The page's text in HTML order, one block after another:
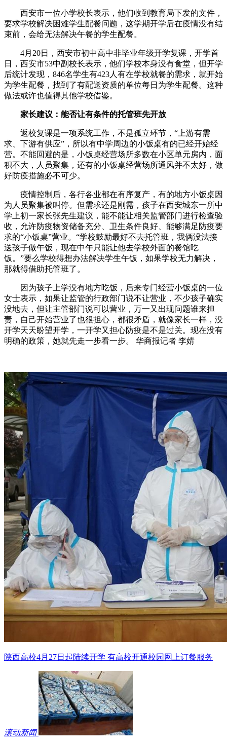
西安市一位小学校长表示，他们收到教育局下发的文件，
要求学校解决困难学生配餐问题，这学期开学后在疫情没有结
束前，会给无法解决午餐的学生配餐。
4月20日，西安市初中高中非毕业年级开学复课，开学首
日，西安市53中副校长表示，他们学校本身没有食堂，但开学
后统计发现，846名学生有423人有在学校就餐的需求，就开始
为学生配餐，找到了有配送资质的单位每日为学生配餐。这种
做法或许也值得其他学校借鉴。
家长建议：能否让有条件的托管班先开放
返校复课是一项系统工作，不是孤立环节，“上游有需
求、下游有供应”，所以有中学周边的小饭桌有的已经开始经
营。不能回避的是，小饭桌经营场所多数在小区单元房内，面
积不大，人员聚集，还有的小饭桌经营场所通风并不太好，做
好防疫措施必不可少。
疫情控制后，各行各业都在有序复产，有的地方小饭桌因
为人员聚集被叫停。但需求还是刚需，孩子在西安城东一所中
学上初一家长张先生建议，能不能让相关监管部门进行检查验
收，允许防疫物资储备充分、卫生条件良好、能够满足防疫要
求的“小饭桌”营业。“学校鼓励最好不去托管班，我俩没法接
送孩子做午饭，现在中午只能让他去学校外面的餐馆吃
饭。”要么学校得想办法解决学生午饭，如果学校无力解决，
那就得借助托管班了。
因为孩子上学没有地方吃饭，后来专门经营小饭桌的一位
女士表示，如果让监管的行政部门说不让营业，不少孩子确实
没地去，但让主管部门说可以营业，万一又出现问题谁来担
责，自己开始营业了也很担心，都很矛盾，就像家长一样，没
开学天天盼望开学，一开学又担心防疫是不是过关。现在没有
明确的政策，她就先走一步看一步。 华商报记者 李婧
陕西高校4月27日起陆续开学 有高校开通校园网上订餐服务
滚动新闻